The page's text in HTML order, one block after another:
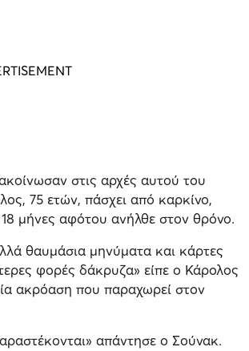
στις αρχές αυτού του
75 ετών, πάσχει από καρκίνο,
μήνες αφότου ανήλθε στον θρόνο.
θαυμάσια μηνύματα και κάρτες
φορές δάκρυζα» είπε ο Κάρολος
ακρόαση που παραχωρεί στον
απάντησε ο Σούνακ.